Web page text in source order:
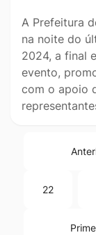
A Prefeitura
na noite do
2024, a final
evento,
com o apoio
22